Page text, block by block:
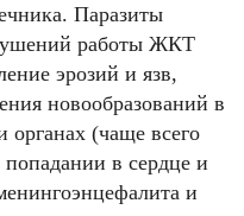
Паразиты
работы ЖКТ
эрозий и язв,
новообразований в
(чаще всего
в сердце и
и